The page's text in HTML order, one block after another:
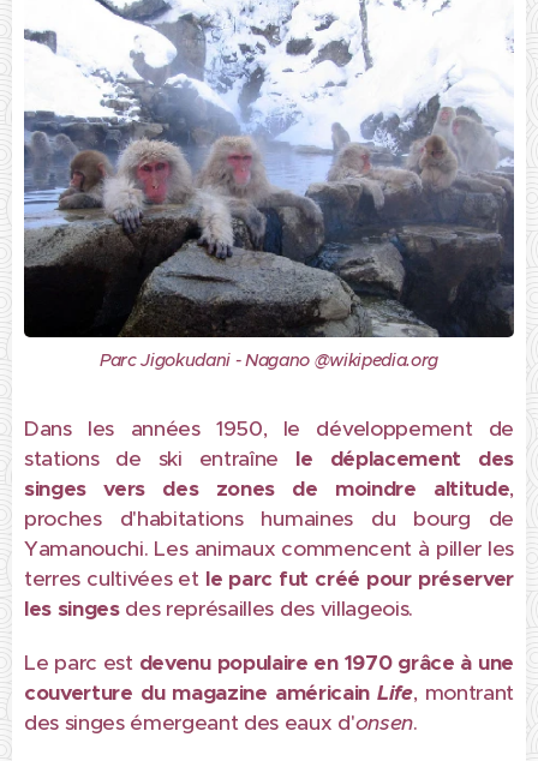
Parc Jigokudani - Nagano @wikipedia.org
Dans les années 1950, le développement de
stations de ski entraîne le déplacement des
singes vers des zones de moindre altitude,
proches d'habitations humaines du bourg de
Yamanouchi. Les animaux commencent à piller les
terres cultivées et le parc fut créé pour préserver
les singesdes représailles des villageois.
Le parc est devenu populaire en 1970 grâce à une
couverture du magazine américainLife, montrant
des singes émergeant des eaux d'onsen.